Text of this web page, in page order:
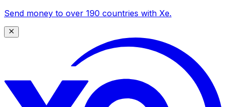
Send money to over 190 countries with Xe.